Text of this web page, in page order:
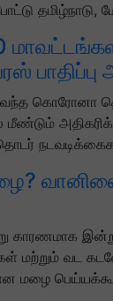
தமிழ்நாடு,
வந்த கொரோனா
காரணமாக
மற்றும் வட
மழை